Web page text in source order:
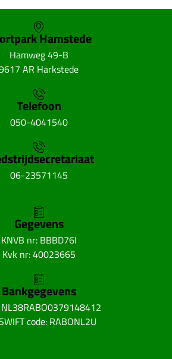
Hamstede
Hamweg 49-B
AR Harkstede
Telefoon
050-4041540
06-23571145
Gegevens
KNVB nr: BBBD76I
Kvk nr: 40023665
Bankgegevens
NL38RABO0379148412
code: RABONL2U